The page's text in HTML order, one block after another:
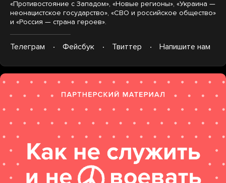
«Противостояние с Западом», «Новые регионы», «Украина —
неонацистское государство», «СВО и российское общество»
и «Россия — страна героев».
Телеграм Фейсбук Твиттер Напишите нам